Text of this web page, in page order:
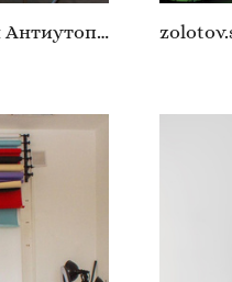
ЛОКАЦИЯ 223 — зал Антиутопия